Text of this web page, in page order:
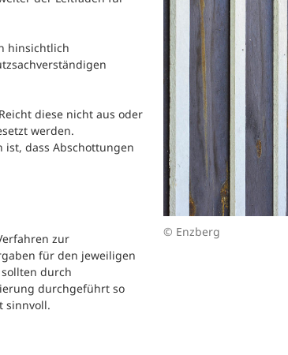
hinsichtlich
diese nicht aus oder
werden.
dass Abschottungen
zur
für den jeweiligen
durch
durchgeführt so
sinnvoll.
© Enzberg